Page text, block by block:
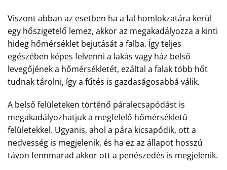
Viszont abban az esetben ha a fal homlokzatára kerül
egy hőszigetelő lemez, akkor az megakadályozza a kinti
hideg hőmérséklet bejutását a falba. Így teljes
egészében képes felvenni a lakás vagy ház belső
levegőjének a hőmérsékletét, ezáltal a falak több hőt
tudnak tárolni, így a fűtés is gazdaságosabbá válik.
A belső felületeken történő páralecsapódást is
megakadályozhatjuk a megfelelő hőmérsékletű
felületekkel. Ugyanis, ahol a pára kicsapódik, ott a
nedvesség is megjelenik, és ha ez az állapot hosszú
távon fennmarad akkor ott a penészedés is megjelenik.